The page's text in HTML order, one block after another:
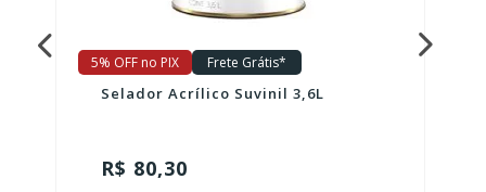
5% OFF no PIX Frete Grátis*
Selador Acrílico Suvinil 3,6L
R$ 80,30